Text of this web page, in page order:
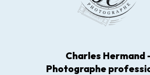
Charles Hermand
Photographe